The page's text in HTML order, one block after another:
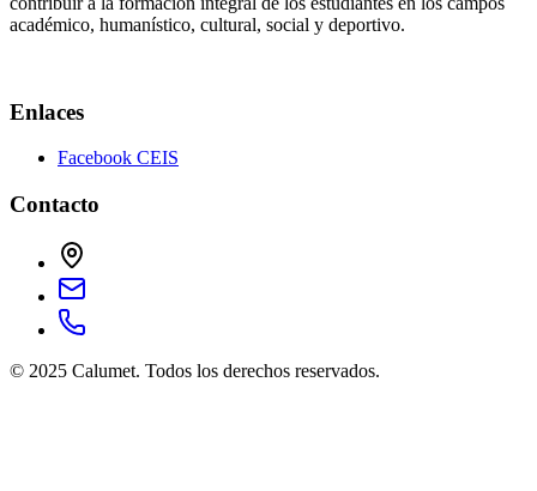
académico, humanístico, cultural, social y deportivo.
Enlaces
Facebook CEIS
Contacto
© 2025 Calumet. Todos los derechos reservados.